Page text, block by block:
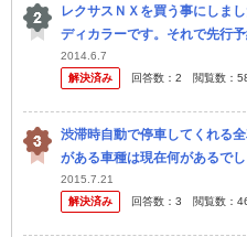
レクサスＮＸを買う事にしま
ディカラーです。それで先行
三眼ライトについては別途質
上に...
2014.6.7
解決済み
回答数： 2 閲覧数：
渋滞時自動で停車してくれる
がある車種は現在何があるで
ション設定可でお願いします
2015.7.21
解決済み
回答数： 3 閲覧数：